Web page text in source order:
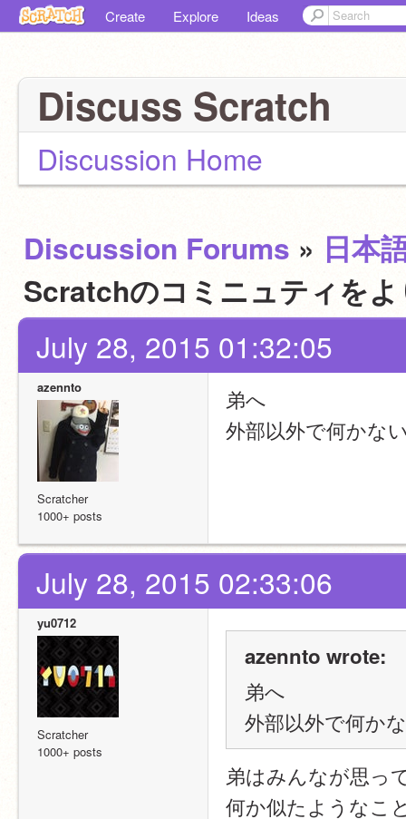
Create Explore Ideas
Discuss Scratch
Discussion Home
Discussion Forums » 日本
Scratchのコミニュティを
July 28, 2015 01:32:05
azennto
Scratcher
1000+ posts
弟へ
外部以外で何かな
July 28, 2015 02:33:06
yu0712
Scratcher
1000+ posts
azennto wrote:
弟へ
外部以外で何か
弟はみんなが思っ
何か似たようなこ